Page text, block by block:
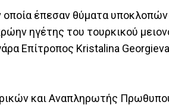
οποία έπεσαν θύματα
ηγέτης του τουρκικού
Επίτροπος Kristalina
και Αναπληρωτής